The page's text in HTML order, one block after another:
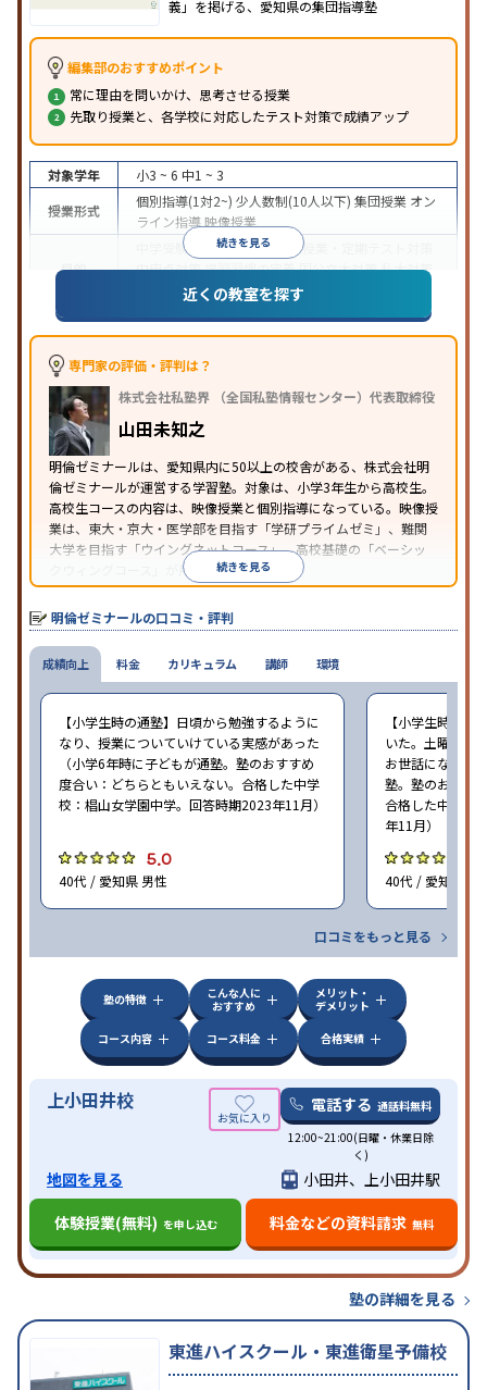
義」を掲げる、愛知県の集団指導塾
編集部のおすすめポイント
常に理由を問いかけ、思考させる授業
先取り授業と、各学校に対応したテスト対策で成績アップ
続きを見る
対象学年 小3 ~ 6 中1 ~ 3
授業形式
個別指導(1対2~) 少人数制(10人以下) 集団授業 オン
ライン指導映像授業
目的
中学受験 高校受験大学受験
授業・定期テスト対策
内申点対策学習習慣の定着国公立大対策私大対策
共通テスト対策英語・英会話特化対策
特徴
中高一貫校生に対応特待生・奨学金制度あり授業
の振替可能学習にPC・タブレットを利用オンライ
ン対応季節講習のみの受講可
※2023年10月調査。
近くの教室を探す
専門家の評価・評判は？
株式会社私塾界 （全国私塾情報センター）代表取締役
山田未知之
明倫ゼミナールは、愛知県内に50以上の校舎がある、株式会社明
倫ゼミナールが運営する学習塾。対象は、小学3年生から高校生。
高校生コースの内容は、映像授業と個別指導になっている。映像授
業は、東大・京大・医学部を目指す「学研プライムゼミ」、難関
大学を目指す「ウイングネットコース」、高校基礎の「ベーシッ
クウィングコース」が用意されている。
続きを見る
明倫ゼミナールの口コミ・評判
成績向上
【小学生時の通塾】日頃から勉強するように
なり、授業についていけている実感があった
（小学6年時に子どもが通塾。塾のおすすめ
度合い：どちらともいえない。合格した中学
校：椙山女学園中学。回答時期2023年11月）
5.0
40代 / 愛知県 男性
【小学生時の通
いた。土曜ゼミ
お世話になった
塾。塾のおすす
合格した中学校
年11月）
40代 / 愛知県 女
口コミをもっと見る
料金 カリキュラム 講師 環境
塾の特徴
こんな人に
おすすめ
メリット・
デメリット
コース内容
コース料金 合格実績
上小田井校 電話する 通話料無料
12:00~21:00(日曜・休業日除
く)
地図を見る
小田井、上小田井駅
体験授業(無料) を申し込む 料金などの資料請求 無料
塾の詳細を見る
東進ハイスクール・東進衛星予備校